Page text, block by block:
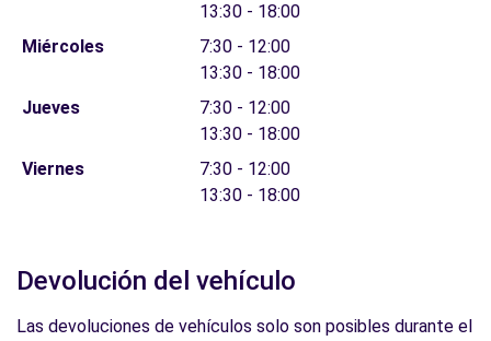
13:30 - 18:00
Miércoles
7:30 - 12:00
13:30 - 18:00
Jueves
7:30 - 12:00
13:30 - 18:00
Viernes
7:30 - 12:00
13:30 - 18:00
Devolución del vehículo
Las devoluciones de vehículos solo son posibles durante el